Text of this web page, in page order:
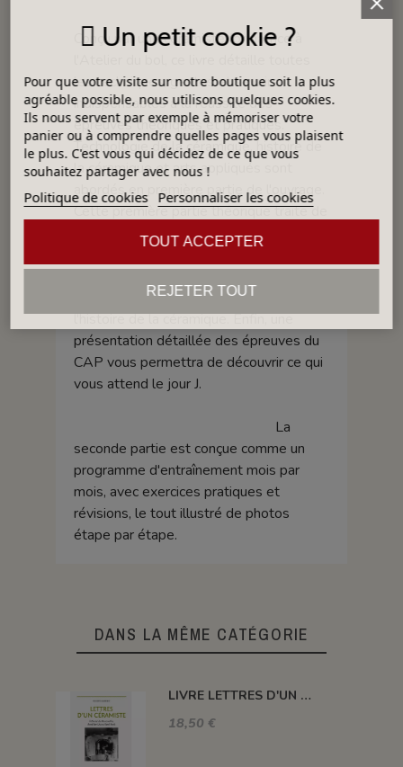
Conçu par une céramiste formatrice à
les techniques, gestes et savoirs
indispensables à la réussite des
épreuves théoriques et pratiques.
Technologie de la céramique, histoire de
la céramique et arts appliqués sont
abordés en première partie de l'ouvrage.
Cette première partie théorique traite de
la spécificité des différentes terres et de
reconnaître les principaux styles de
l'histoire de la céramique. Enfin, une
présentation détaillée des épreuves du
CAP vous permettra de découvrir ce qui
vous attend le jour J.
La
seconde partie est conçue comme un
programme d'entraînement mois par
mois, avec exercices pratiques et
révisions, le tout illustré de photos
étape par étape.
DANS LA MÊME CATÉGORIE
LIVRE LETTRES D'UN CÉRAMISTE
18,50 €
Un petit cookie ?
Pour que votre visite sur notre boutique soit la plus
agréable possible, nous utilisons quelques cookies.
Ils nous servent par exemple à mémoriser votre
panier ou à comprendre quelles pages vous plaisent
le plus. C'est vous qui décidez de ce que vous
souhaitez partager avec nous !
Politique de cookies Personnaliser les cookies
REJETER TOUT
TOUT ACCEPTER